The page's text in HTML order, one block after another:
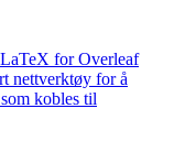
for Overleaf
nettverktøy for å
kobles til